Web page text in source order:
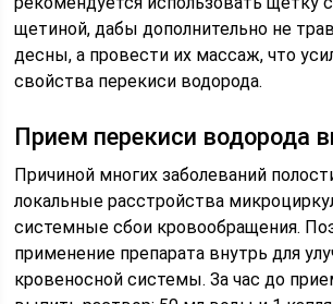
щетиной, дабы дополнительно не
десны, а провести их массаж, что
свойства перекиси водорода.
Прием перекиси водорода
Причиной многих заболеваний
локальные расстройства
системные сбои кровообращения.
применение препарата внутрь для
кровеносной системы. За час до